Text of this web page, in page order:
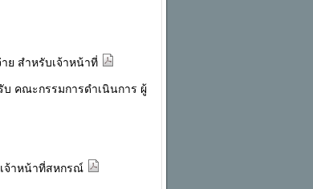
ย สำหรับเจ้าหน้าที่
บ คณะกรรมการดำเนินการ ผู้
จ้าหน้าที่สหกรณ์